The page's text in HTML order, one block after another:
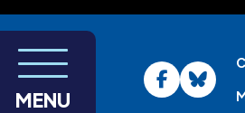
MENU